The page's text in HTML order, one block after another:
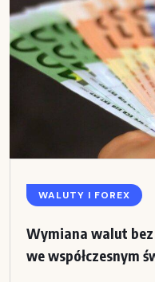
WALUTY I FOREX
Wymiana walut
we współczesnym